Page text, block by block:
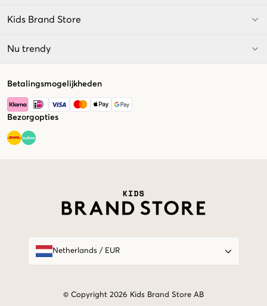
Kids Brand Store
Nu trendy
Betalingsmogelijkheden
Bezorgopties
Netherlands/ EUR
© Copyright 2026 Kids Brand Store AB